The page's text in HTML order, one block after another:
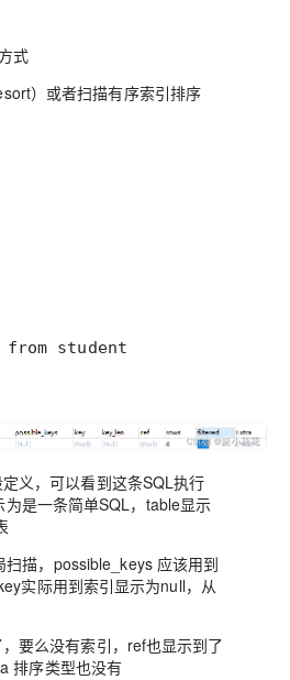
式
）或者扫描有序索引排序
student
义，可以看到这条SQL执行
是一条简单SQL，table显示
描，possible_keys 应该用到
实际用到索引显示为null，从
要么没有索引，ref也显示到了
排序类型也没有